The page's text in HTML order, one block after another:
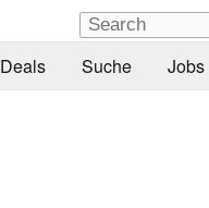
Deals Suche Jobs